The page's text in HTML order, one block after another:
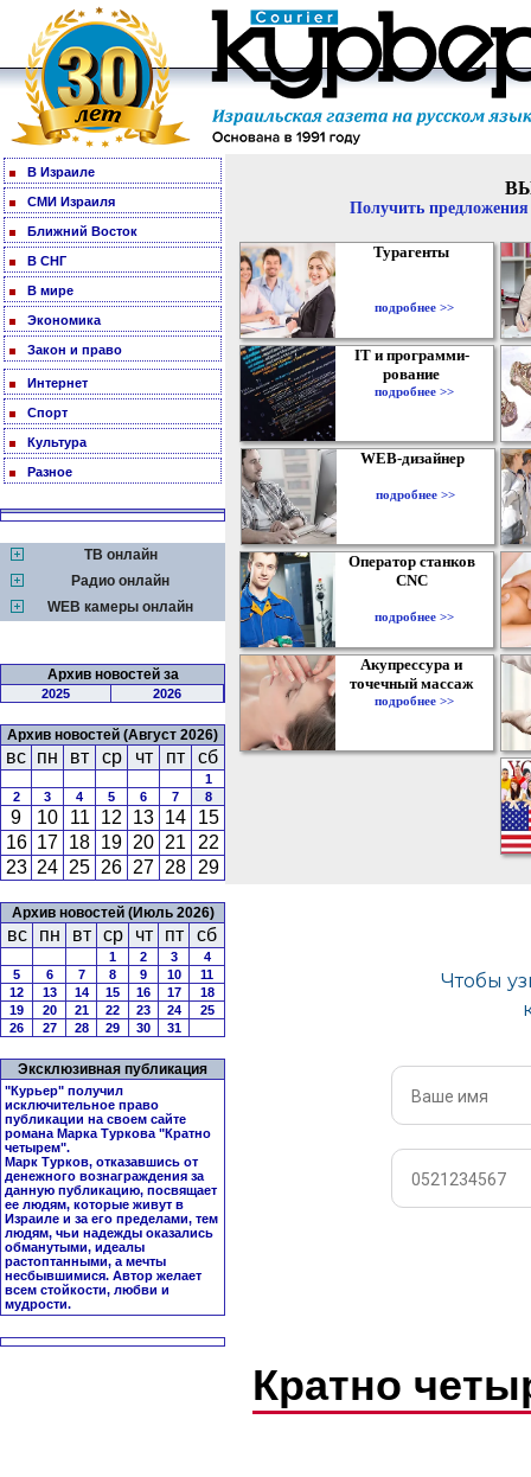
В Израиле
СМИ Израиля
Ближний Восток
В СНГ
В мире
Экономика
Закон и право
Интернет
Спорт
Культура
Разное
ТВ онлайн
Радио онлайн
WEB камеры онлайн
Архив новостей за
2025 2026
Архив новостей (Август 2026)
вс пн вт ср чт пт сб
1
2
3 4 5 6 7 8
9 10 11 12 13 14
15
16 17 18 19 20 21
22
23 24 25 26 27 28 29
Архив новостей (Июль 2026)
вс пн вт ср чт пт сб
1 2 3
4
5
6 7 8 9 10
11
12
13 14 15 16 17
18
19
20 21 22 23 24
25
26
27 28 29 30 31
Эксклюзивная публикация
"Курьер" получил
исключительное право
публикации на своем сайте
романа Марка Туркова "Кратно
четырем".
Марк Турков, отказавшись от
денежного вознаграждения за
данную публикацию, посвящает
ее людям, которые живут в
Израиле и за его пределами, тем
людям, чьи надежды оказались
обманутыми, идеалы
растоптанными, а мечты
несбывшимися. Автор желает
всем стойкости, любви и
мудрости.
Получить
Турагенты
подробнее >>
IT и программи-
рование
подробнее >>
WEB-дизайнер
подробнее >>
Оператор станков
CNC
подробнее >>
Акупрессура и
точечный массаж
подробнее >>
Кратно